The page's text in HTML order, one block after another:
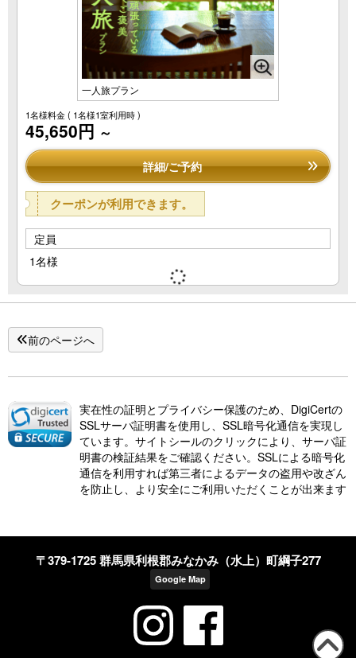
一人旅プラン
1名様料金( 1名様1室利用時 )
45,650円 ～
詳細/ご予約
クーポンが利用できます。
定員
1名様
前のページへ
実在性の証明とプライバシー保護のため、DigiCertの
SSLサーバ証明書を使用し、SSL暗号化通信を実現し
ています。サイトシールのクリックにより、サーバ証
明書の検証結果をご確認ください。SSLによる暗号化
通信を利用すれば第三者によるデータの盗用や改ざん
を防止し、より安全にご利用いただくことが出来ます
〒379-1725 群馬県利根郡みなかみ（水上）町綱子277
Google Map